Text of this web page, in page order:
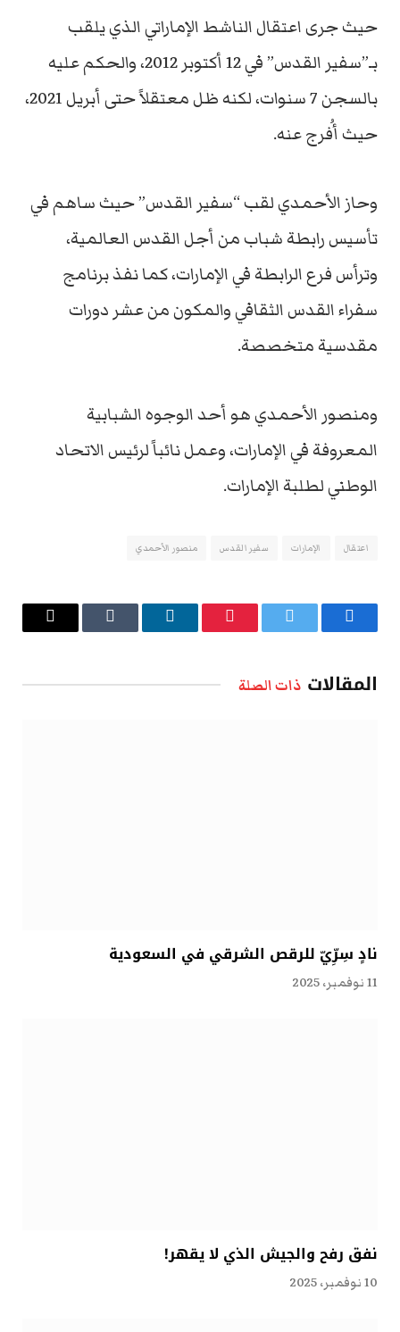
حيث جرى اعتقال الناشط الإماراتي الذي يلقب
بـ”سفير القدس” في 12 أكتوبر 2012، والحكم عليه
بالسجن 7 سنوات، لكنه ظل معتقلاً حتى أبريل 2021،
حيث أُفرج عنه.
وحاز الأحمدي لقب “سفير القدس” حيث ساهم في
تأسيس رابطة شباب من أجل القدس العالمية،
وترأس فرع الرابطة في الإمارات، كما نفذ برنامج
سفراء القدس الثقافي والمكون من عشر دورات
مقدسية متخصصة.
ومنصور الأحمدي هو أحد الوجوه الشبابية
المعروفة في الإمارات، وعمل نائباً لرئيس الاتحاد
الوطني لطلبة الإمارات.
اعتقال الإمارات سفير القدس منصور الأحمدي
فيسبوك تويتر بينتيريستلينكدإن Tumblr
البريد
المقالات ذات الصلة
نادٍ سِرِّيّ للرقص الشرقي في السعودية
11 نوفمبر، 2025
نفق رفح والجيش الذي لا يقهر!
10 نوفمبر، 2025